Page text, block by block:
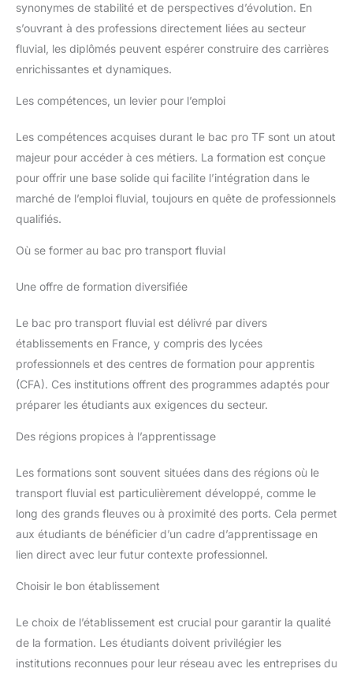
synonymes de stabilité et de perspectives d’évolution. En
s’ouvrant à des professions directement liées au secteur
fluvial, les diplômés peuvent espérer construire des carrières
enrichissantes et dynamiques.
Les compétences, un levier pour l’emploi
Les compétences acquises durant le bac pro TF sont un atout
majeur pour accéder à ces métiers. La formation est conçue
pour offrir une base solide qui facilite l’intégration dans le
marché de l’emploi fluvial, toujours en quête de professionnels
qualifiés.
Où se former au bac pro transport fluvial
Une offre de formation diversifiée
Le bac pro transport fluvial est délivré par divers
établissements en France, y compris des lycées
professionnels et des centres de formation pour apprentis
(CFA). Ces institutions offrent des programmes adaptés pour
préparer les étudiants aux exigences du secteur.
Des régions propices à l’apprentissage
Les formations sont souvent situées dans des régions où le
transport fluvial est particulièrement développé, comme le
long des grands fleuves ou à proximité des ports. Cela permet
aux étudiants de bénéficier d’un cadre d’apprentissage en
lien direct avec leur futur contexte professionnel.
Choisir le bon établissement
Le choix de l’établissement est crucial pour garantir la qualité
de la formation. Les étudiants doivent privilégier les
institutions reconnues pour leur réseau avec les entreprises du